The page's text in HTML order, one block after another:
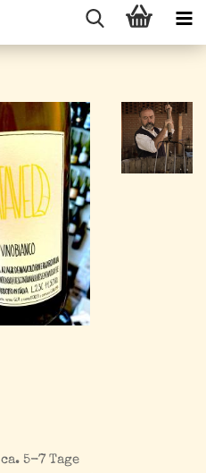
ca. 5-7 Tage